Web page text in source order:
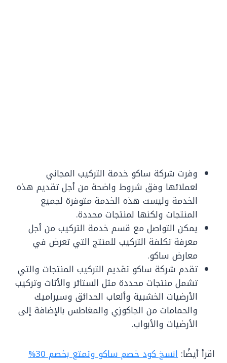
وفرت شركة ساكو خدمة التركيب المجاني
لعملائها وفق شروط واضحة من أجل تقديم هذه
الخدمة وليست هذه الخدمة متوفرة لجميع
المنتجات ولكنها لمنتجات محددة.
يمكن التواصل مع قسم خدمة التركيب من أجل
معرفة تكلفة التركيب للمنتج التي تعرض في
معارض ساكو.
تقدم شركة ساكو تقديم التركيب المنتجات والتي
تشمل منتجات محددة مثل الستائر والأثاث وتركيب
الأرضيات الخشبية وألعاب الحدائق وسيراميك
والحمامات من الجاكوزي والمغاطس بالإضافة إلى
الأرضيات والأبواب.
اقرأ أيضًا: انسخ كود خصم ساكو وتمتع بخصم 30%